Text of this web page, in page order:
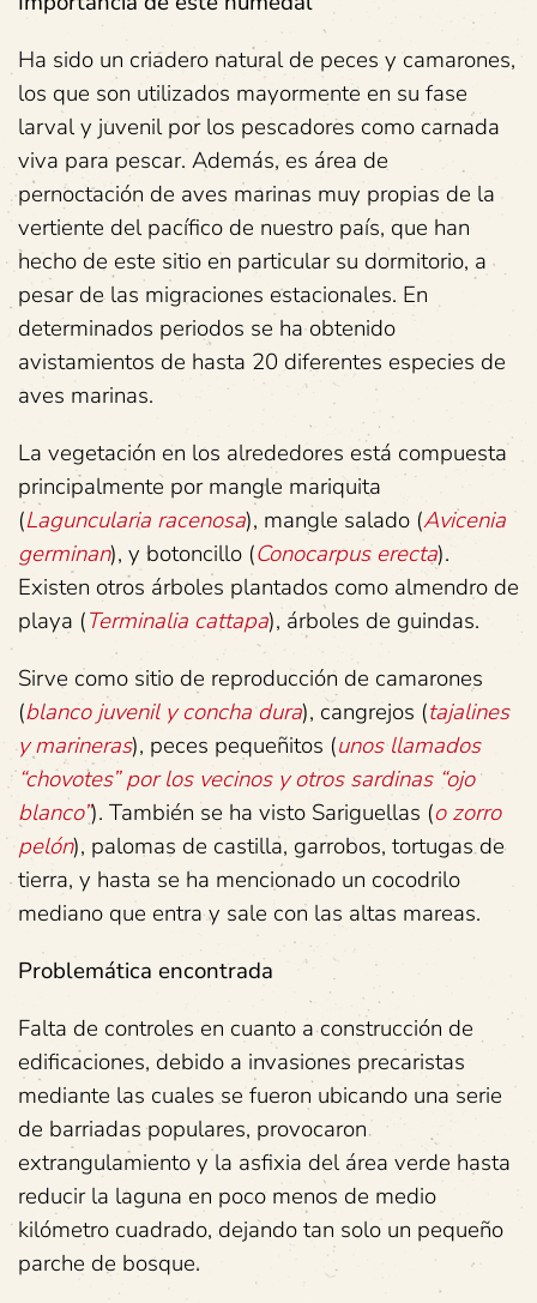
Ha sido un criadero natural de peces y camarones,
los que son utilizados mayormente en su fase
larval y juvenil por los pescadores como carnada
viva para pescar. Además, es área de
pernoctación de aves marinas muy propias de la
vertiente del pacífico de nuestro país, que han
hecho de este sitio en particular su dormitorio, a
pesar de las migraciones estacionales. En
determinados periodos se ha obtenido
avistamientos de hasta 20 diferentes especies de
aves marinas.
La vegetación en los alrededores está compuesta
principalmente por mangle mariquita
(Laguncularia racenosa), mangle salado (Avicenia
germinan), y botoncillo (Conocarpus erecta).
Existen otros árboles plantados como almendro de
playa (Terminalia cattapa), árboles de guindas.
Sirve como sitio de reproducción de camarones
(blanco juvenil y concha dura), cangrejos (tajalines
y marineras), peces pequeñitos (unos llamados
“chovotes” por los vecinos y otros sardinas “ojo
blanco”). También se ha visto Sariguellas (o zorro
pelón), palomas de castilla, garrobos, tortugas de
tierra, y hasta se ha mencionado un cocodrilo
mediano que entra y sale con las altas mareas.
Problemática encontrada
Falta de controles en cuanto a construcción de
edificaciones, debido a invasiones precaristas
mediante las cuales se fueron ubicando una serie
de barriadas populares, provocaron
extrangulamiento y la asfixia del área verde hasta
reducir la laguna en poco menos de medio
kilómetro cuadrado, dejando tan solo un pequeño
parche de bosque.